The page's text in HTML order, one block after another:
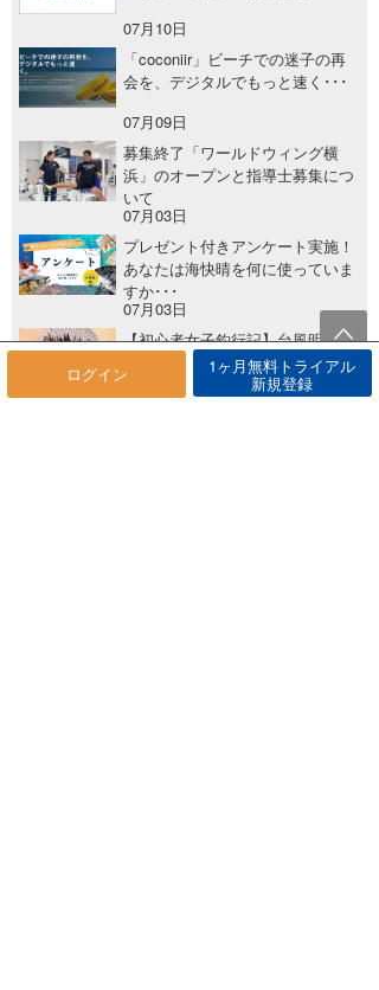
07月10日
「coconiir」ビーチでの迷子の再
会を、デジタルでもっと速く･･･
07月09日
募集終了「ワールドウィング横
浜」のオープンと指導士募集につ
いて
07月03日
プレゼント付きアンケート実施！
あなたは海快晴を何に使っていま
すか･･･
07月03日
【初心者女子釣行記】台風明け×
大潮の駿河湾へ！海快晴で狙う今
年最･･･
06月30日
ログイン 1ヶ月無料トライアル
新規登録